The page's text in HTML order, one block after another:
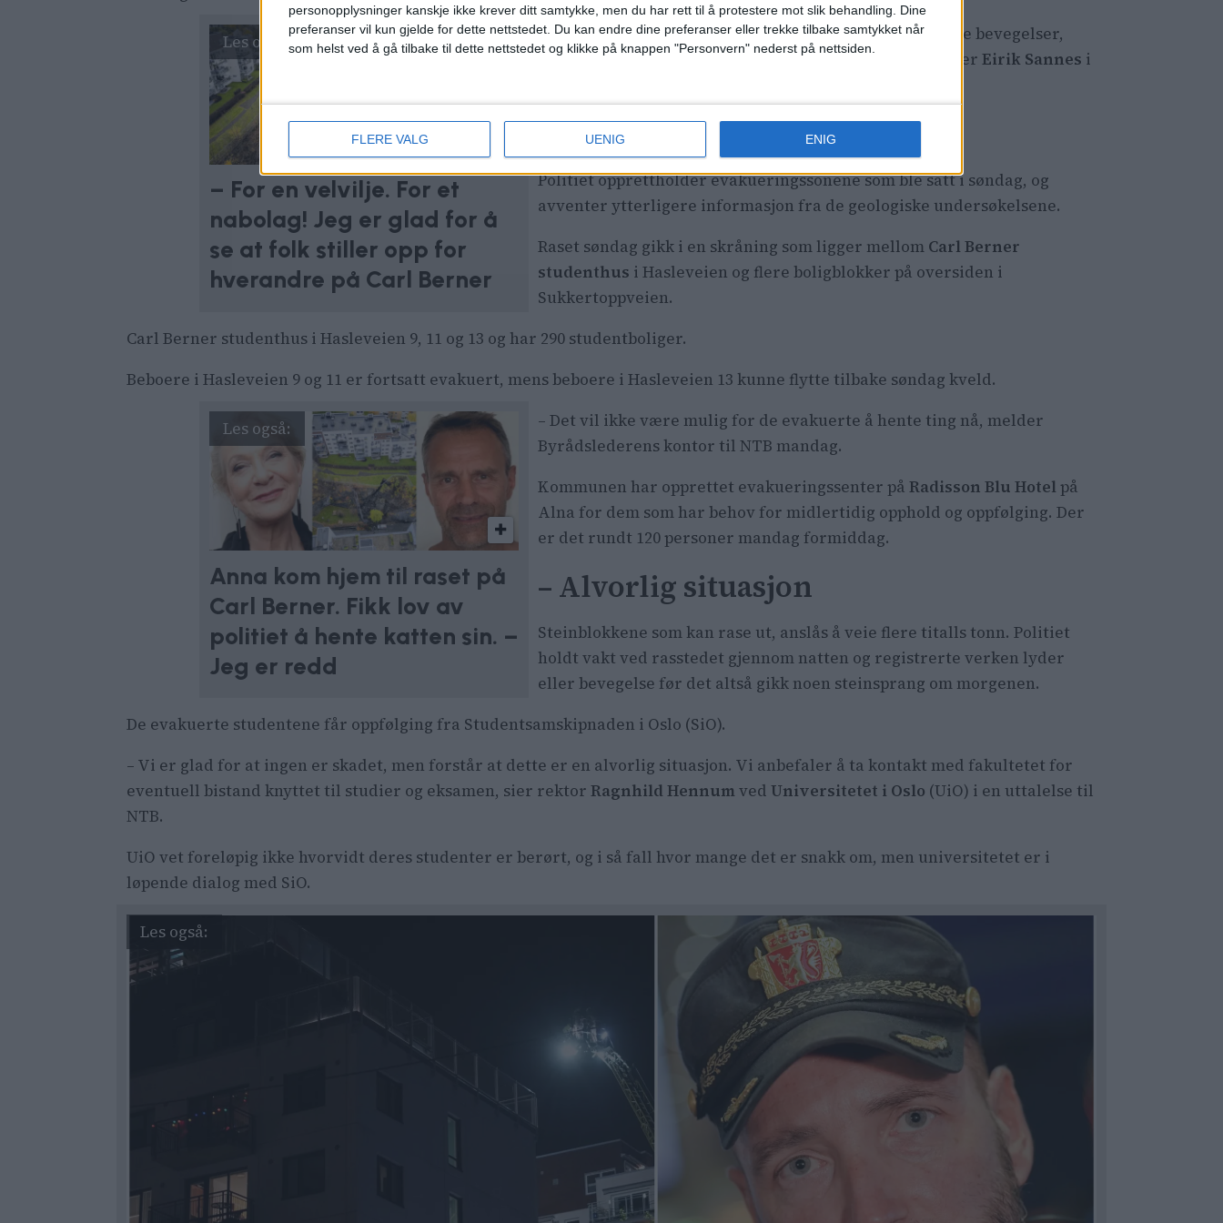
personopplysninger kanskje ikke krever ditt samtykke, men du har rett til å protestere mot slik behandling. Dine
preferanser vil kun gjelde for dette nettstedet. Du kan endre dine preferanser eller trekke tilbake samtykket når
som helst ved å gå tilbake til dette nettstedet og klikke på knappen "Personvern" nederst på nettsiden.
FLERE VALG UENIG ENIG
– For en velvilje. For et
nabolag! Jeg er glad for å
se at folk stiller opp for
hverandre på Carl Berner
– Vi fikk melding klokken 9.25 om at det har vært mindre bevegelser,
små steinsprang fra rasområdet, skriver operasjonslederEirik Sannes i
Får ikke dra hjem
Politiet opprettholder evakueringssonene som ble satt i søndag, og
avventer ytterligere informasjon fra de geologiske undersøkelsene.
Raset søndag gikk i en skråning som ligger mellom Carl Berner
studenthus i Hasleveien og flere boligblokker på oversiden i
Sukkertoppveien.
Carl Berner studenthus i Hasleveien 9, 11 og 13 og har 290 studentboliger.
Beboere i Hasleveien 9 og 11 er fortsatt evakuert, mens beboere i Hasleveien 13 kunne flytte tilbake søndag kveld.
Anna kom hjem til raset på
Carl Berner. Fikk lov av
politiet å hente katten sin. –
Jeg er redd
– Det vil ikke være mulig for de evakuerte å hente ting nå, melder
Byrådslederens kontor til NTB mandag.
Kommunen har opprettet evakueringssenter påRadisson Blu Hotel på
Alna for dem som har behov for midlertidig opphold og oppfølging. Der
er det rundt 120 personer mandag formiddag.
– Alvorlig situasjon
Steinblokkene som kan rase ut, anslås å veie flere titalls tonn. Politiet
holdt vakt ved rasstedet gjennom natten og registrerte verken lyder
eller bevegelse før det altså gikk noen steinsprang om morgenen.
De evakuerte studentene får oppfølging fra Studentsamskipnaden i Oslo (SiO).
– Vi er glad for at ingen er skadet, men forstår at dette er en alvorlig situasjon. Vi anbefaler å ta kontakt med fakultetet for
eventuell bistand knyttet til studier og eksamen, sier rektorRagnhild Hennum ved Universitetet i Oslo (UiO) i en uttalelse til
NTB.
UiO vet foreløpig ikke hvorvidt deres studenter er berørt, og i så fall hvor mange det er snakk om, men universitetet er i
løpende dialog med SiO.